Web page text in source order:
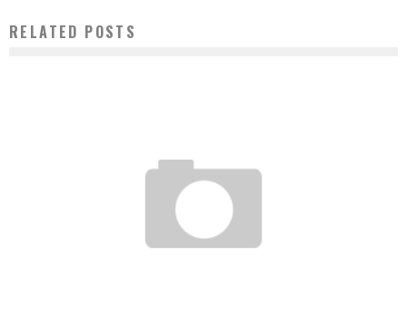
RELATED POSTS